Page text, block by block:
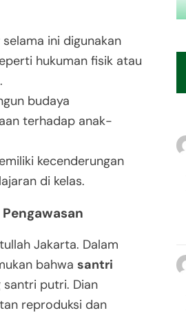
ini digunakan
hukuman fisik atau
budaya
terhadap anak-
kecenderungan
di kelas.
Jakarta. Dalam
bahwa santri
santri putri. Dian
reproduksi dan